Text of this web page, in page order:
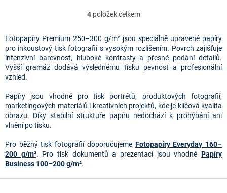
O
l
á
d
a
p
r
v
v
ý
s
4položek celkem
Fotopapíry Premium 250–300 g/m² jsou speciálně upravené papíry
pro inkoustový tisk fotografií s vysokým rozlišením. Povrch zajišťuje
intenzivní barevnost, hluboké kontrasty a přesné podání detailů.
Vyšší gramáž dodává výslednému tisku pevnost a profesionální
vzhled.
Papíry jsou vhodné pro tisk portrétů, produktových fotografií,
marketingových materiálů i kreativních projektů, kde je klíčová kvalita
obrazu. Díky stabilní struktuře papíru nedochází k prohýbání ani
vlnění po tisku.
Pro běžný tisk fotografií doporučujeme Fotopapíry Everyday 160–
200 g/m². Pro tisk dokumentů a prezentací jsou vhodnéPapíry
Business 100–200 g/m².